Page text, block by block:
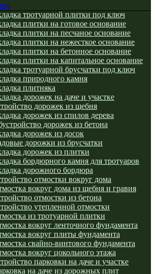
тротуарной плитки под ключ
плитки на готовое основание
плитки на песчаное основание
плитки на нежесткое основание
плитки на бетонное основание
плитки на капитальное основание
тротуарной брусчатки под ключ
природного камня
плитняка
дорожек на даче и участке
дорожек из щебня
дорожек из спилов дерева
дорожек из бетона
дорожек из досок
дорожки из брусчатки
дорожек из плитки
бордюрного камня для тротуаров
дорожного бордюра
отмостки вокруг дома
вокруг дома из щебня и гравия
отмостки из бетона
утепленной отмостки
из тротуарной плитки
вокруг ленточного фундамента
вокруг плиты фундамента
свайно-винтового фундамента
вокруг цокольного этажа
парковки на даче и участке
на даче из дорожных плит